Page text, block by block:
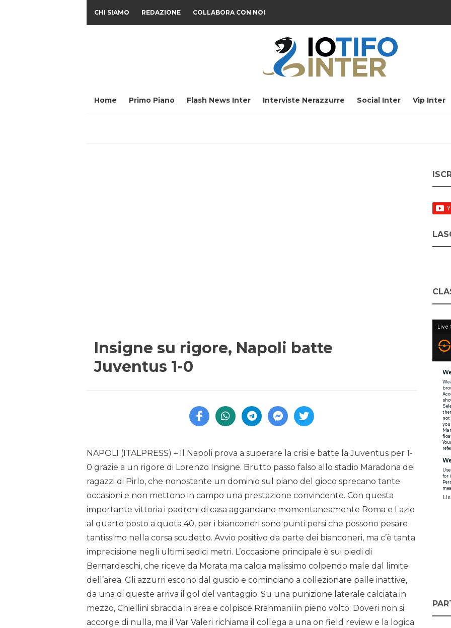
CHI SIAMO REDAZIONE COLLABORA CON NOI
Home Primo Piano Flash News Inter Interviste Nerazzurre Social Inter Vip Inter
Insigne su rigore, Napoli batte
Juventus 1-0
NAPOLI (ITALPRESS) – Il Napoli prova a superare la crisi e batte la Juventus per 1-
0 grazie a un rigore di Lorenzo Insigne. Brutto passo falso allo stadio Maradona dei
ragazzi di Pirlo, che nonostante un dominio sul piano del gioco sprecano tante
occasioni e non mettono in campo una prestazione convincente. Con questa
importante vittoria i padroni di casa agganciano momentaneamente Roma e Lazio
al quarto posto a quota 40, per i bianconeri sono punti persi che possono pesare
tantissimo nella corsa scudetto. Avvio positivo da parte dei bianconeri, ma c’è tanta
imprecisione negli ultimi sedici metri. L’occasione principale è sui piedi di
Bernardeschi, che riceve da Morata ma calcia malissimo colpendo male dal limite
dell’area. Gli azzurri escono dal guscio e cominciano a collezionare palle inattive,
da una di queste arriva il gol del vantaggio. Su una punizione laterale calciata in
mezzo, Chiellini sbraccia in area e colpisce Rrahmani in pieno volto: Doveri non si
accorge di nulla, ma il Var Valeri richiama il collega a una on field review e la logica